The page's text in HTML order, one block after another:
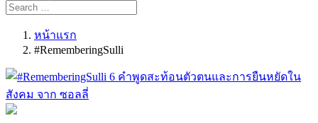
หน้าแรก
#RememberingSulli